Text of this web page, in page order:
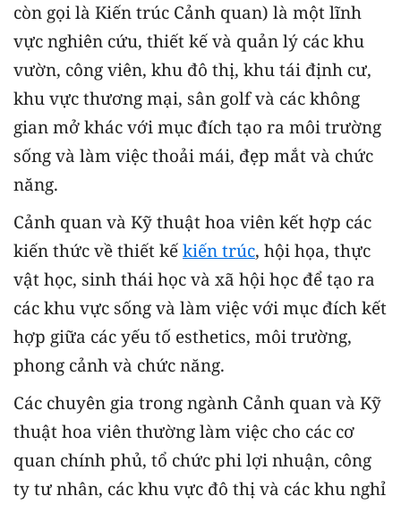
còn gọi là Kiến trúc Cảnh quan) là một lĩnh
vực nghiên cứu, thiết kế và quản lý các khu
vườn, công viên, khu đô thị, khu tái định cư,
khu vực thương mại, sân golf và các không
gian mở khác với mục đích tạo ra môi trường
sống và làm việc thoải mái, đẹp mắt và chức
năng.
Cảnh quan và Kỹ thuật hoa viên kết hợp các
kiến ​​thức về thiết kế kiến trúc, hội họa, thực
vật học, sinh thái học và xã hội học để tạo ra
các khu vực sống và làm việc với mục đích kết
hợp giữa các yếu tố esthetics, môi trường,
phong cảnh và chức năng.
Các chuyên gia trong ngành Cảnh quan và Kỹ
thuật hoa viên thường làm việc cho các cơ
quan chính phủ, tổ chức phi lợi nhuận, công
ty tư nhân, các khu vực đô thị và các khu nghỉ